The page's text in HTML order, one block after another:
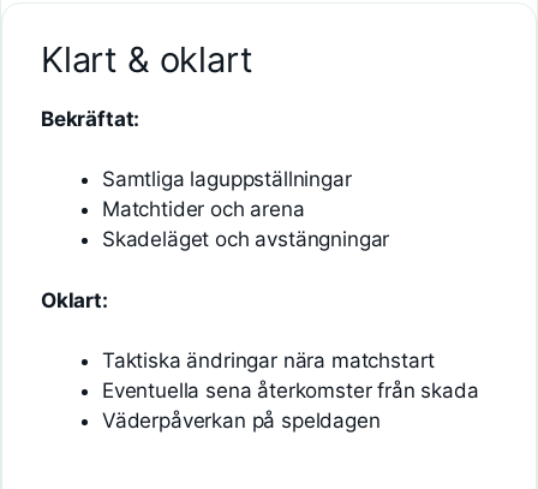
Klart & oklart
Bekräftat:
Samtliga laguppställningar
Matchtider och arena
Skadeläget och avstängningar
Oklart:
Taktiska ändringar nära matchstart
Eventuella sena återkomster från skada
Väderpåverkan på speldagen